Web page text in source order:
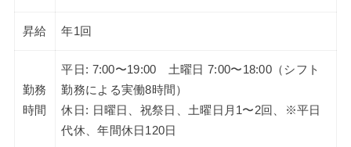
昇給 年1回
勤務
時間
平日: 7:00〜19:00 土曜日 7:00〜18:00（シフト
勤務による実働8時間）
休日: 日曜日、祝祭日、土曜日月1〜2回、※平日
代休、年間休日120日